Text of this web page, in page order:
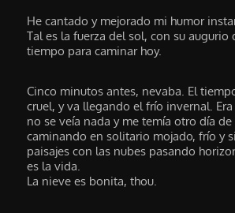
He cantado y mejorado mi humor
Tal es la fuerza del sol, con su augurio
tiempo para caminar hoy.
Cinco minutos antes, nevaba. El
cruel, y va llegando el frío invernal.
no se veía nada y me temía otro día
caminando en solitario mojado, frío y
paisajes con las nubes pasando
es la vida.
La nieve es bonita, thou.